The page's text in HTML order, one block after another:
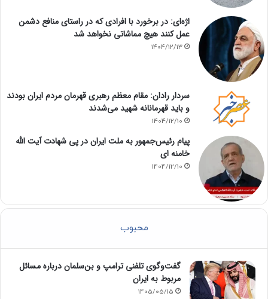
اژه‌ای: در برخورد با افرادی که در راستای منافع دشمن
عمل کنند هیچ مماشاتی نخواهد شد
1404/12/13
سردار رادان: مقام معظم رهبری قهرمان مردم ایران بودند
و باید قهرمانانه شهید می‌شدند
1404/12/10
پیام رئیس‌جمهور به ملت ایران در پی شهادت آیت الله
خامنه ای
1404/12/10
محبوب
گفت‌وگوی تلفنی ترامپ و بن‌سلمان درباره مسائل
مربوط به ایران
1405/05/15